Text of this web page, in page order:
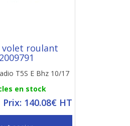
roulant
T5S E Bhz 10/17
en stock
Prix: 140.08€ HT